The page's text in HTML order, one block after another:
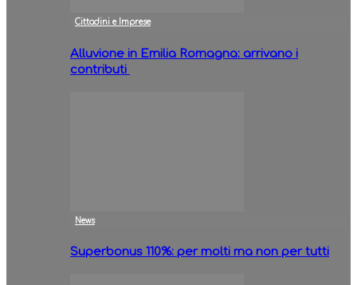
Cittadini e Imprese
Alluvione in Emilia Romagna: arrivano i
contributi
News
Superbonus 110%: per molti ma non per tutti